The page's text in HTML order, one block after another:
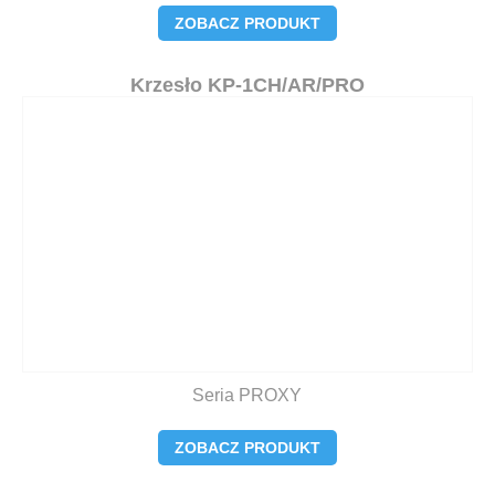
ZOBACZ PRODUKT
Krzesło KP-1CH/AR/PRO
Seria PROXY
ZOBACZ PRODUKT